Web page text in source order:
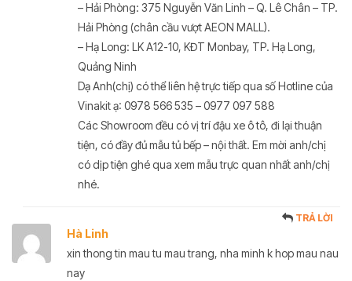
– Hải Phòng: 375 Nguyễn Văn Linh – Q. Lê Chân – TP.
Hải Phòng (chân cầu vượt AEON MALL).
– Hạ Long: LK A12-10, KĐT Monbay, TP. Hạ Long,
Quảng Ninh
Dạ Anh(chị) có thể liên hệ trực tiếp qua số Hotline của
Vinakit ạ: 0978 566 535 – 0977 097 588
Các Showroom đều có vị trí đậu xe ô tô, đi lại thuận
tiện, có đầy đủ mẫu tủ bếp – nội thất. Em mời anh/chị
có dịp tiện ghé qua xem mẫu trực quan nhất anh/chị
nhé.
Hà Linh
TRẢ LỜI
xin thong tin mau tu mau trang, nha minh k hop mau nau
nay